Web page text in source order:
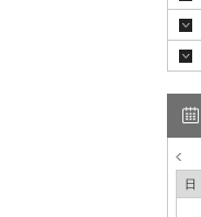
日